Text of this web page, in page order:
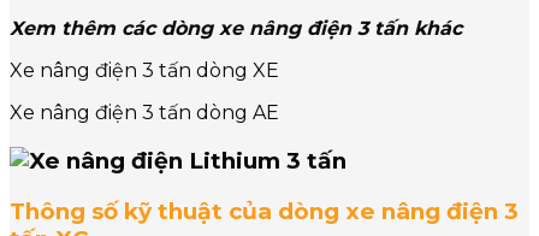
Xem thêm các dòng xe nâng điện 3 tấn khác
Xe nâng điện 3 tấn dòng XE
Xe nâng điện 3 tấn dòng AE
Thông số kỹ thuật của dòng xe nâng điện 3